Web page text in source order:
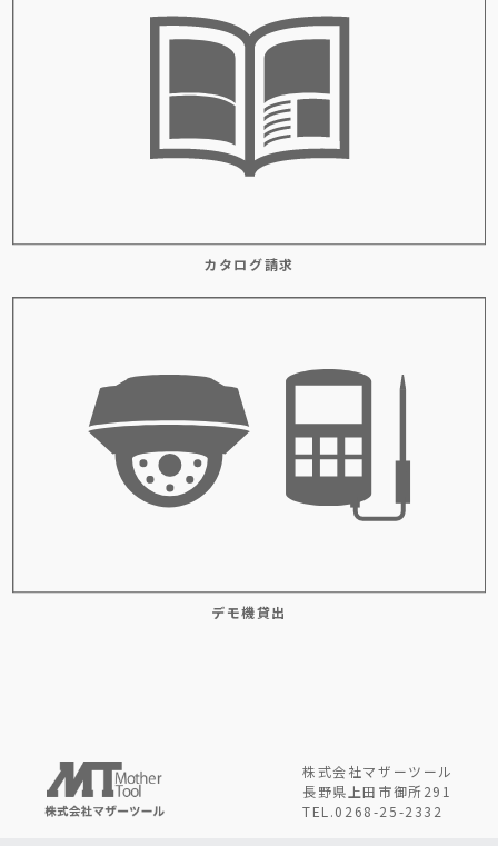
カタログ請求
デモ機貸出
株式会社マザーツール
長野県上田市御所291
TEL.0268-25-2332